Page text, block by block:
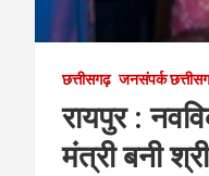
छत्तीसगढ़ जनसंपर्क
रायपुर :
मंत्री बनी